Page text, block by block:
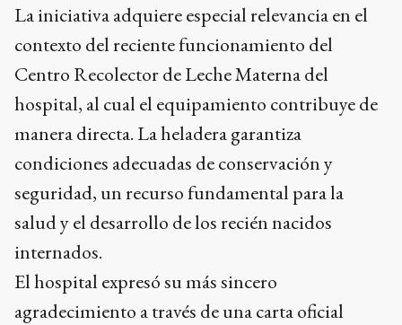
La iniciativa adquiere especial relevancia en el
contexto del reciente funcionamiento del
Centro Recolector de Leche Materna del
hospital, al cual el equipamiento contribuye de
manera directa. La heladera garantiza
condiciones adecuadas de conservación y
seguridad, un recurso fundamental para la
salud y el desarrollo de los recién nacidos
internados.
El hospital expresó su más sincero
agradecimiento a través de una carta oficial